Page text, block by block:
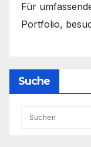
Für
Portfolio,
Suche